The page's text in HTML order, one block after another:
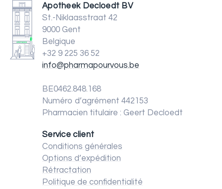
Apotheek Decloedt BV
St.-Niklaasstraat 42
9000 Gent
Belgique
+32 9 225 36 52
info@pharmapourvous.be
BE0462.848.168
Numéro d’agrément 442153
Pharmacien titulaire : Geert Decloedt
Service client
Conditions générales
Options d’expédition
Rétractation
Politique de confidentialité